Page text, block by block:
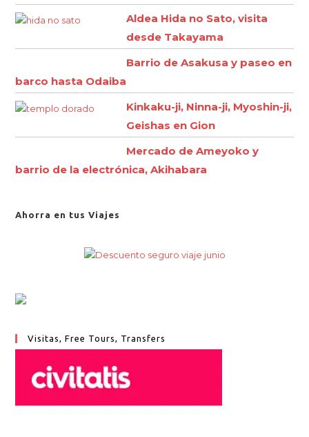
Aldea Hida no Sato, visita
desde Takayama
Barrio de Asakusa y paseo en
barco hasta Odaiba
Kinkaku-ji, Ninna-ji, Myoshin-ji,
Geishas en Gion
Mercado de Ameyoko y
barrio de la electrónica, Akihabara
Ahorra en tus Viajes
Visitas, Free Tours, Transfers